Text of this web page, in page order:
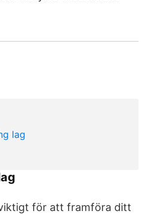
för att framföra ditt